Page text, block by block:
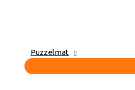
Puzzelmat